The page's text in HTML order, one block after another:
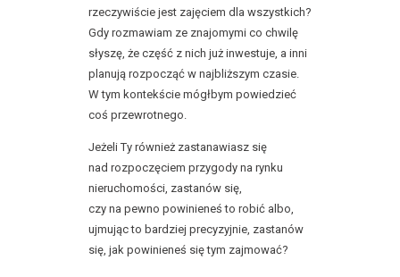
rzeczywiście jest zajęciem dla wszystkich?
Gdy rozmawiam ze znajomymi co chwilę
słyszę, że część z nich już inwestuje, a inni
planują rozpocząć w najbliższym czasie.
W tym kontekście mógłbym powiedzieć
coś przewrotnego.
Jeżeli Ty również zastanawiasz się
nad rozpoczęciem przygody na rynku
nieruchomości, zastanów się,
czy na pewno powinieneś to robić albo,
ujmując to bardziej precyzyjnie, zastanów
się, jak powinieneś się tym zajmować?